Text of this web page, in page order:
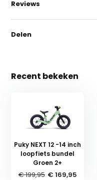
Reviews
Delen
Recent bekeken
Puky NEXT 12 -14 inch
loopfiets bundel
Groen 2+
€ 199,95 € 169,95